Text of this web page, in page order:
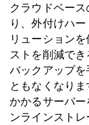
クラウドベー
り、外付けハ
リューション
ストを削減で
バックアップ
ともなくなり
かかるサーバ
ンラインスト